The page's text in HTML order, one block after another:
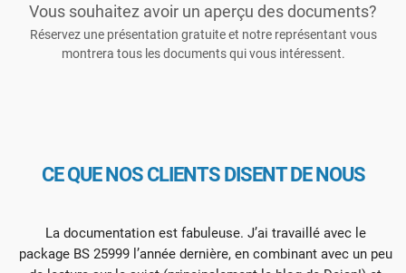
Vous souhaitez avoir un aperçu des documents?
Réservez une présentation gratuite et notre représentant vous
montrera tous les documents qui vous intéressent.
CE QUE NOS CLIENTS DISENT DE NOUS
La documentation est fabuleuse. J’ai travaillé avec le
package BS 25999 l’année dernière, en combinant avec un peu